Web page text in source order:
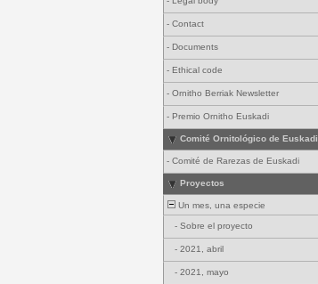
- Contact
- Documents
- Ethical code
- Ornitho Berriak Newsletter
- Premio Ornitho Euskadi
Comité Ornitológico de Euskadi
- Comité de Rarezas de Euskadi
Proyectos
Un mes, una especie
- Sobre el proyecto
- 2021, abril
- 2021, mayo